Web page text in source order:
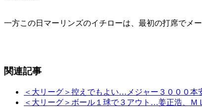
一方この日マーリンズのイチローは、最初の打席でメ
関連記事
＜大リーグ＞控えでもよい…メジャー３０００本
＜大リーグ＞ボール１球で３アウト…姜正浩、Ｍ